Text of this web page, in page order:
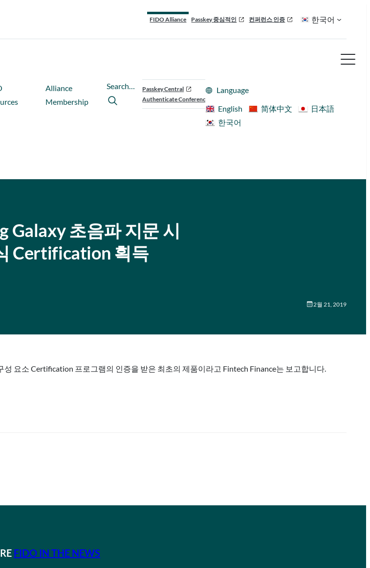
FIDO Alliance Passkey 중심적인 컨퍼런스 인증 한국어
Alliance
Membership
Search…
Passkey Central
Authenticate Conference
Language
English
简体中文
日本語
한국어
Galaxy 초음파 지문 시
Certification 획득
2월 21, 2019
요소 Certification 프로그램의 인증을 받은 최초의 제품이라고 Fintech Finance는 보고합니다.
FIDO IN THE NEWS